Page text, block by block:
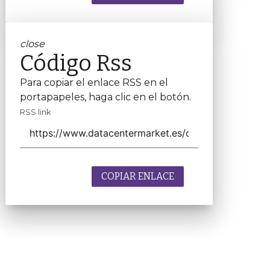
close
Código Rss
Para copiar el enlace RSS en el
portapapeles, haga clic en el botón.
RSS link
COPIAR ENLACE